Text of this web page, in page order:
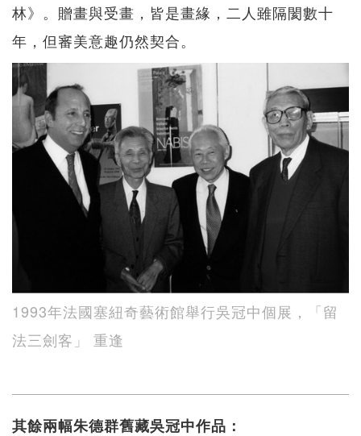
林》。贈畫與受畫，皆是畫緣，二人雖隔閡數十
年，但審美意趣仍然契合。
1993年法國塞紐奇藝術館舉行吳冠中個展，「留
法三劍客」 重逢
其餘兩幅朱德群舊藏吳冠中作品：